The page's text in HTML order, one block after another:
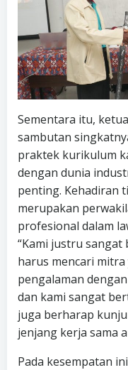
Sementara itu,
sambutan
praktek kurikulum
dengan dunia
penting. Kehadiran
merupakan
profesional dalam
“Kami justru
harus mencari
pengalaman
dan kami sangat
juga berharap
jenjang kerja sama
Pada kesempatan